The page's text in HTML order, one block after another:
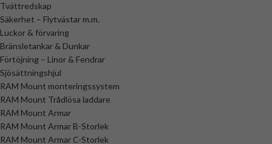
Tvättredskap
Säkerhet – Flytvästar m.m.
Luckor & förvaring
Bränsletankar & Dunkar
Förtöjning – Linor & Fendrar
Sjösättningshjul
RAM Mount monteringssystem
RAM Mount Trådlösa laddare
RAM Mount Armar
RAM Mount Armar B-Storlek
RAM Mount Armar C-Storlek